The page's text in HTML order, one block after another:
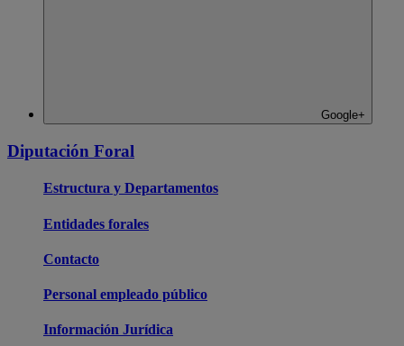
Google+
Diputación Foral
Estructura y Departamentos
Entidades forales
Contacto
Personal empleado público
Información Jurídica